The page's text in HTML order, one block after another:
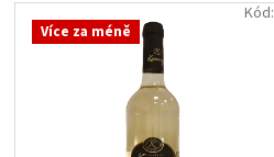
Více za méně
Kód: